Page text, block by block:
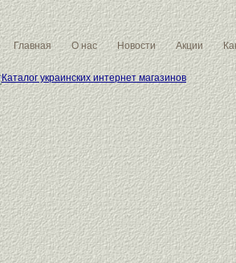
Главная О нас Новости Акции